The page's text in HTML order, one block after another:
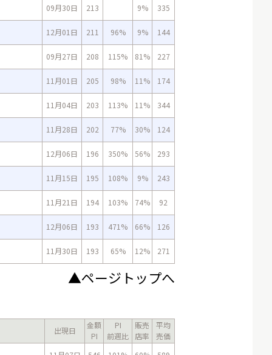
09月30日 213 9% 335
12月01日 211 96% 9% 144
09月27日 208 115% 81% 227
11月01日 205 98% 11% 174
11月04日 203 113% 11% 344
11月28日 202 77% 30% 124
12月06日 196 350% 56% 293
11月15日 195 108% 9% 243
11月21日 194 103% 74% 92
12月06日 193 471% 66% 126
11月30日 193 65% 12% 271
▲ページトップへ
出現日
金額
PI
PI
前週比
販売
店率
平均
売価